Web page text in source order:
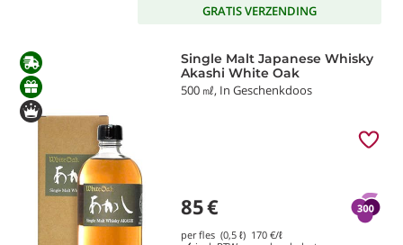
GRATIS VERZENDING
Single Malt Japanese Whisky
Akashi White Oak
500 ㎖, In Geschenkdoos
85€
per fles (0,5 ℓ) 170€/ℓ